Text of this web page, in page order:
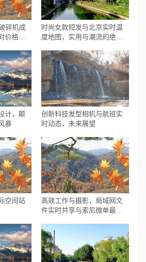
碎机成
价格的
时尚女款短发与北京实时温
度地图，实用与潮流的绝佳
计，颠
暴
创新科技发型相机与航班实
时动态，未来展望
空间站
高效工作与摄影，局域网文
件实时共享与索尼微单最新